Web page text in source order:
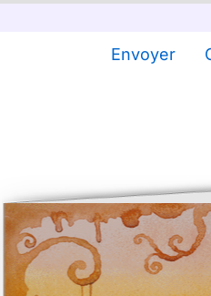
Envoyer